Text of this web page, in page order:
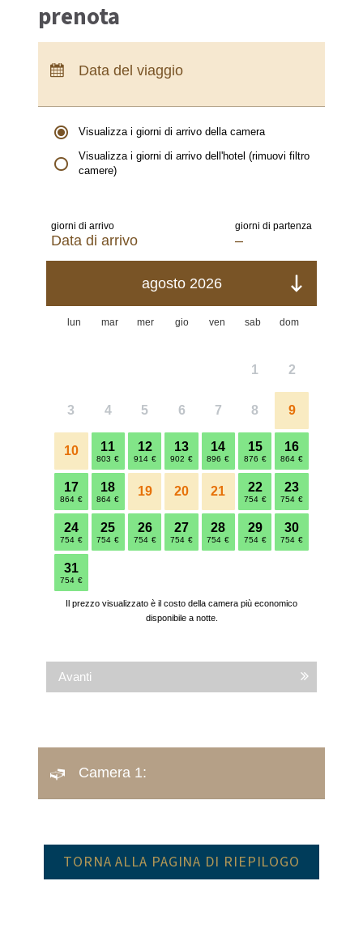
prenota
Partenza:nessuna scelta
Data del viaggio
Visualizza i giorni di arrivo della camera
Visualizza i giorni di arrivo dell'hotel (rimuovi filtro
camere)
Avanti
Camera 1:
TORNA ALLA PAGINA DI RIEPILOGO